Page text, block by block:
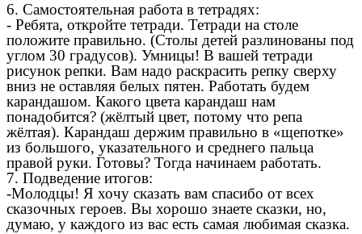
6. Самостоятельная работа в тетрадях:
- Ребята, откройте тетради. Тетради на столе
положите правильно. (Столы детей разлинованы под
углом 30 градусов). Умницы! В вашей тетради
рисунок репки. Вам надо раскрасить репку сверху
вниз не оставляя белых пятен. Работать будем
карандашом. Какого цвета карандаш нам
понадобится? (жёлтый цвет, потому что репа
жёлтая). Карандаш держим правильно в «щепотке»
из большого, указательного и среднего пальца
правой руки. Готовы? Тогда начинаем работать.
7. Подведение итогов:
-Молодцы! Я хочу сказать вам спасибо от всех
сказочных героев. Вы хорошо знаете сказки, но,
думаю, у каждого из вас есть самая любимая сказка.